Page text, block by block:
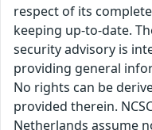
respect of its
keeping up-to-date.
security advisory is
providing general
No rights can be
provided therein.
Netherlands assume